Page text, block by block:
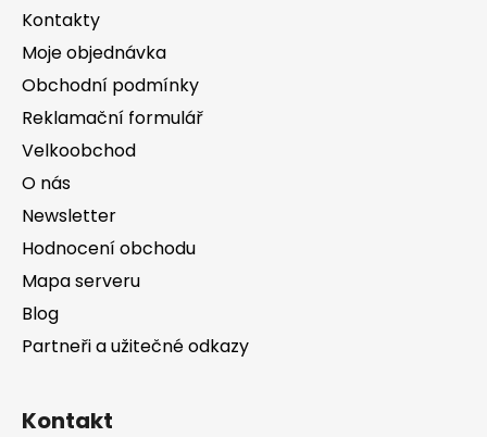
Kontakty
Moje objednávka
Obchodní podmínky
Reklamační formulář
Velkoobchod
O nás
Newsletter
Hodnocení obchodu
Mapa serveru
Blog
Partneři a užitečné odkazy
Kontakt